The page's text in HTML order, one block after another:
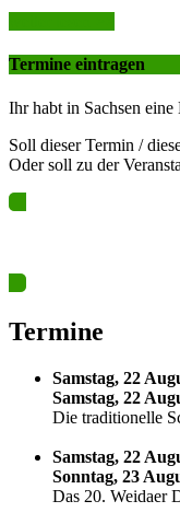
Termine eintragen
Ihr habt in Sachsen
Soll dieser Termin /
Oder soll zu der
Termine
Samstag, 22
Samstag, 22
Die traditionelle
Samstag, 22
Sonntag, 23
Das 20. Weidaer